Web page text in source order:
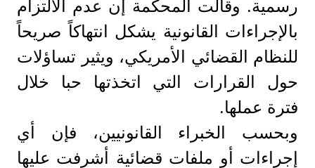
رسمية. وقالت المحكمة إن عدم الالتزام
بالإجراءات القانونية يشكل انتهاكاً صريحاً
للنظام القضائي الأمريكي، ويثير تساؤلات
حول القرارات التي اتخذتها حبا خلال
فترة عملها.
وبحسب الخبراء القانونيين، فإن أي
إجراءات أو ملفات قضائية أشرفت عليها